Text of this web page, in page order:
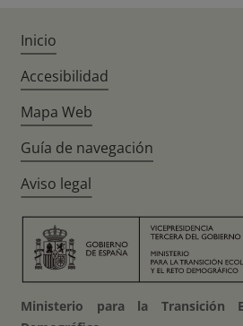
Inicio
Accesibilidad
Mapa Web
Guía de navegación
Aviso legal
Ministerio para la Transición